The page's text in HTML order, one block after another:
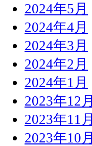
2024年5月
2024年4月
2024年3月
2024年2月
2024年1月
2023年12月
2023年11月
2023年10月